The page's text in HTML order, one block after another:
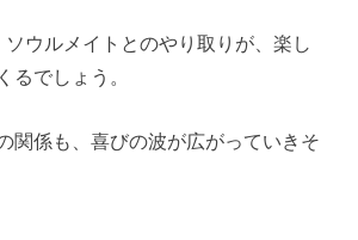
ウルメイトとのやり取りが、楽し
るでしょう。
関係も、喜びの波が広がっていきそ